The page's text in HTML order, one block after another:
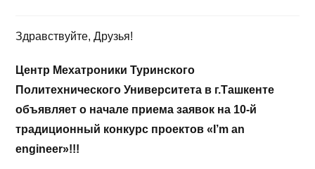
Здравствуйте, Друзья!
Центр Мехатроники Туринского
Политехнического Университета в г.Ташкенте
объявляет о начале приема заявок на 10-й
традиционный конкурс проектов «I’m an
engineer»!!!